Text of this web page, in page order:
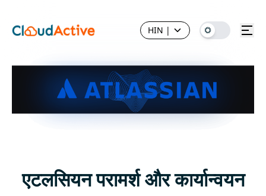
HIN |
एटलसियन परामर्श और कार्यान्वयन